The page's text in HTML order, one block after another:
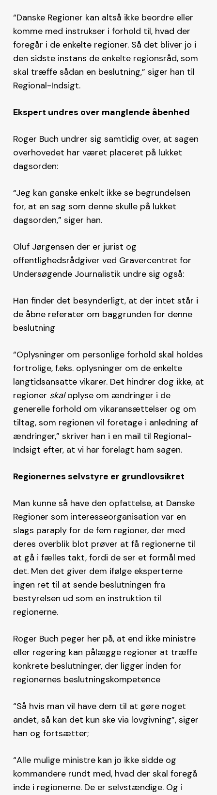
“Danske Regioner kan altså ikke beordre eller
komme med instrukser i forhold til, hvad der
foregår i de enkelte regioner. Så det bliver jo i
den sidste instans de enkelte regionsråd, som
skal træffe sådan en beslutning,” siger han til
Regional-Indsigt.
Ekspert undres over manglende åbenhed
Roger Buch undrer sig samtidig over, at sagen
overhovedet har været placeret på lukket
dagsorden:
“Jeg kan ganske enkelt ikke se begrundelsen
for, at en sag som denne skulle på lukket
dagsorden,” siger han.
Oluf Jørgensen der er jurist og
offentlighedsrådgiver ved Gravercentret for
Undersøgende Journalistik undre sig også:
Han finder det besynderligt, at der intet står i
de åbne referater om baggrunden for denne
beslutning
“Oplysninger om personlige forhold skal holdes
fortrolige, f.eks. oplysninger om de enkelte
langtidsansatte vikarer. Det hindrer dog ikke, at
regioner skaloplyse om ændringer i de
generelle forhold om vikaransættelser og om
tiltag, som regionen vil foretage i anledning af
ændringer,” skriver han i en mail til Regional-
Indsigt efter, at vi har forelagt ham sagen.
Regionernes selvstyre er grundlovsikret
Man kunne så have den opfattelse, at Danske
Regioner som interesseorganisation var en
slags paraply for de fem regioner, der med
deres overblik blot prøver at få regionerne til
at gå i fælles takt, fordi de ser et formål med
det. Men det giver dem ifølge eksperterne
ingen ret til at sende beslutningen fra
bestyrelsen ud som en instruktion til
regionerne.
Roger Buch peger her på, at end ikke ministre
eller regering kan pålægge regioner at træffe
konkrete beslutninger, der ligger inden for
regionernes beslutningskompetence
“Så hvis man vil have dem til at gøre noget
andet, så kan det kun ske via lovgivning”, siger
han og fortsætter;
“Alle mulige ministre kan jo ikke sidde og
kommandere rundt med, hvad der skal foregå
inde i regionerne. De er selvstændige. Og i